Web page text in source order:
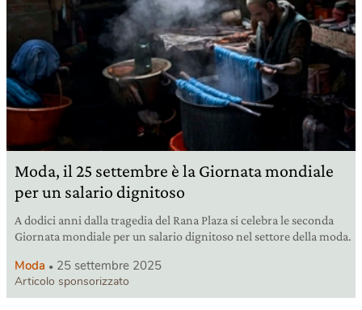
Moda, il 25 settembre è la Giornata mondiale
per un salario dignitoso
A dodici anni dalla tragedia del Rana Plaza si celebra le seconda
Giornata mondiale per un salario dignitoso nel settore della moda.
Moda 25 settembre 2025
Articolo sponsorizzato